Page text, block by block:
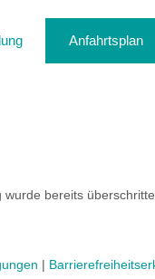
Anfahrtsplan
wurde bereits
|